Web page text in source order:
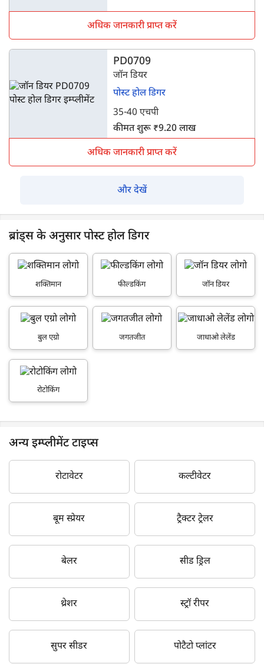
अधिक जानकारी प्राप्त करें
PD0709
जॉन डियर
पोस्ट होल डिगर
35-40 एचपी
कीमत शुरू ₹9.20 लाख
अधिक जानकारी प्राप्त करें
और देखें
ब्रांड्स के अनुसार पोस्ट होल डिगर
शक्तिमान फील्डकिंग जॉन डियर
बुल एग्रो जगतजीत जाधाओ लेलेंड
रोटोकिंग
अन्य इम्प्लीमेंट टाइप्स
रोटावेटर कल्टीवेटर
बूम स्प्रेयर ट्रैक्टर ट्रेलर
बेलर सीड ड्रिल
थ्रेशर स्ट्रॉ रीपर
सुपर सीडर पोटैटो प्लांटर